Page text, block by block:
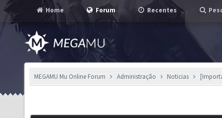
Home Forum Recentes
MEGAMU Mu Online Forum Administração Noticias